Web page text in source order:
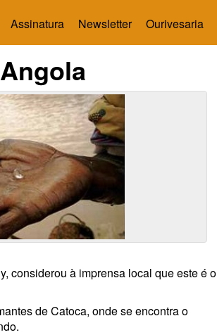
Assinatura Newsletter Ourivesaria
considerou à imprensa local que este é o
de Catoca, onde se encontra o